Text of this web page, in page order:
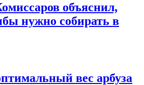
объяснил,
нужно собирать в
вес арбуза